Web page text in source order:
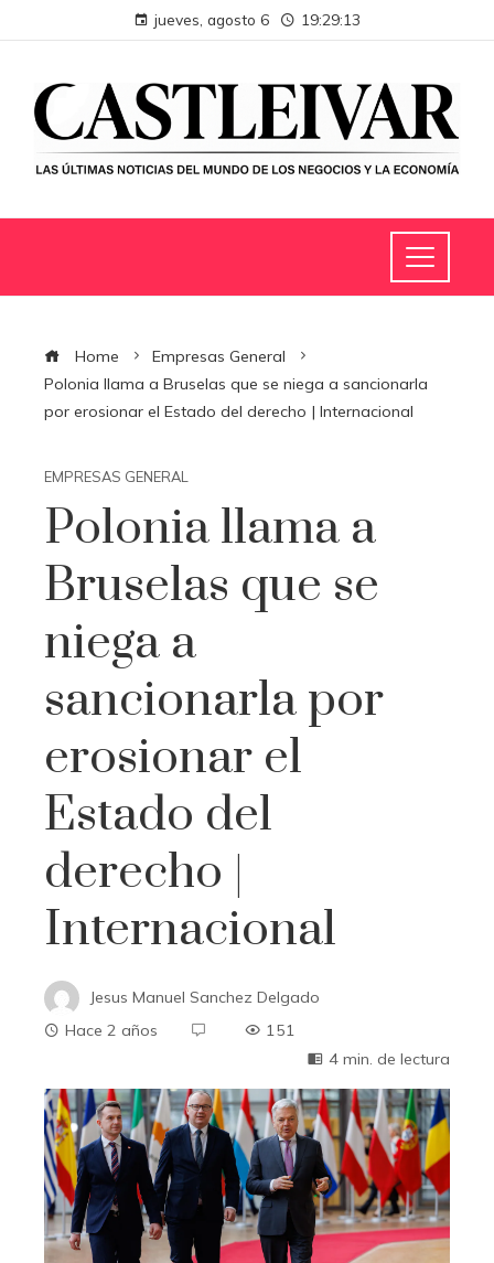
jueves, agosto 6 19:29:14
Home
Empresas General
Polonia llama a Bruselas que se niega a sancionarla
por erosionar el Estado del derecho | Internacional
EMPRESAS GENERAL
Polonia llama a
Bruselas que se
niega a
sancionarla por
erosionar el
Estado del
derecho |
Internacional
Jesus Manuel Sanchez Delgado
Hace 2 años
151
4 min. de lectura